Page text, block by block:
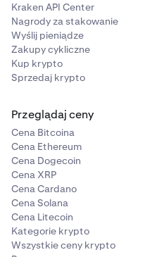
Kraken API Center
Nagrody za stakowanie
Wyślij pieniądze
Zakupy cykliczne
Kup krypto
Sprzedaj krypto
Przeglądaj ceny
Cena Bitcoina
Cena Ethereum
Cena Dogecoin
Cena XRP
Cena Cardano
Cena Solana
Cena Litecoin
Kategorie krypto
Wszystkie ceny krypto